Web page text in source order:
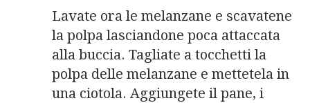
Lavate ora le melanzane e scavatene
la polpa lasciandone poca attaccata
alla buccia. Tagliate a tocchetti la
polpa delle melanzane e mettetela in
una ciotola. Aggiungete il pane, i